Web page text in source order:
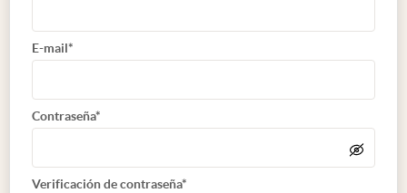
E-mail*
Contraseña*
Verificación de contraseña*